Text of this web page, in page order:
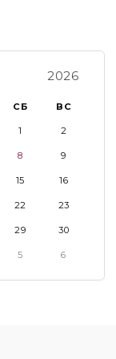
2026
СБ ВС
1 2
8 9
15 16
22 23
29 30
5 6